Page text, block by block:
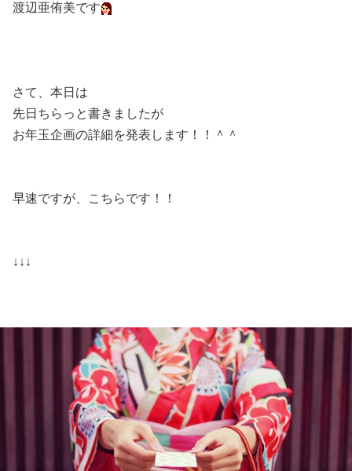
渡辺亜侑美です
さて、本日は
先日ちらっと書きましたが
お年玉企画の詳細を発表します！！＾＾
早速ですが、こちらです！！
↓↓↓